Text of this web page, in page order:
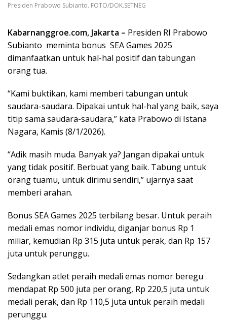
Presiden Prabowo Subianto. FOTO/DOK.SETNEG
Kabarnanggroe.com, Jakarta – Presiden RI Prabowo
Subianto meminta bonus SEA Games 2025
dimanfaatkan untuk hal-hal positif dan tabungan
orang tua.
“Kami buktikan, kami memberi tabungan untuk
saudara-saudara. Dipakai untuk hal-hal yang baik, saya
titip sama saudara-saudara,” kata Prabowo di Istana
Nagara, Kamis (8/1/2026).
“Adik masih muda. Banyak ya? Jangan dipakai untuk
yang tidak positif. Berbuat yang baik. Tabung untuk
orang tuamu, untuk dirimu sendiri,” ujarnya saat
memberi arahan.
Bonus SEA Games 2025 terbilang besar. Untuk peraih
medali emas nomor individu, diganjar bonus Rp 1
miliar, kemudian Rp 315 juta untuk perak, dan Rp 157
juta untuk perunggu.
Sedangkan atlet peraih medali emas nomor beregu
mendapat Rp 500 juta per orang, Rp 220,5 juta untuk
medali perak, dan Rp 110,5 juta untuk peraih medali
perunggu.